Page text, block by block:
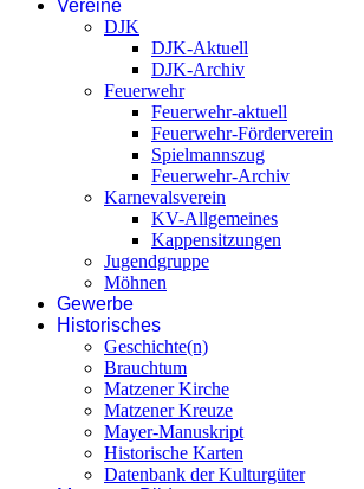
Vereine
DJK
DJK-Aktuell
DJK-Archiv
Feuerwehr
Feuerwehr-aktuell
Feuerwehr-Förderverein
Spielmannszug
Feuerwehr-Archiv
Karnevalsverein
KV-Allgemeines
Kappensitzungen
Jugendgruppe
Möhnen
Gewerbe
Historisches
Geschichte(n)
Brauchtum
Matzener Kirche
Matzener Kreuze
Mayer-Manuskript
Historische Karten
Datenbank der Kulturgüter